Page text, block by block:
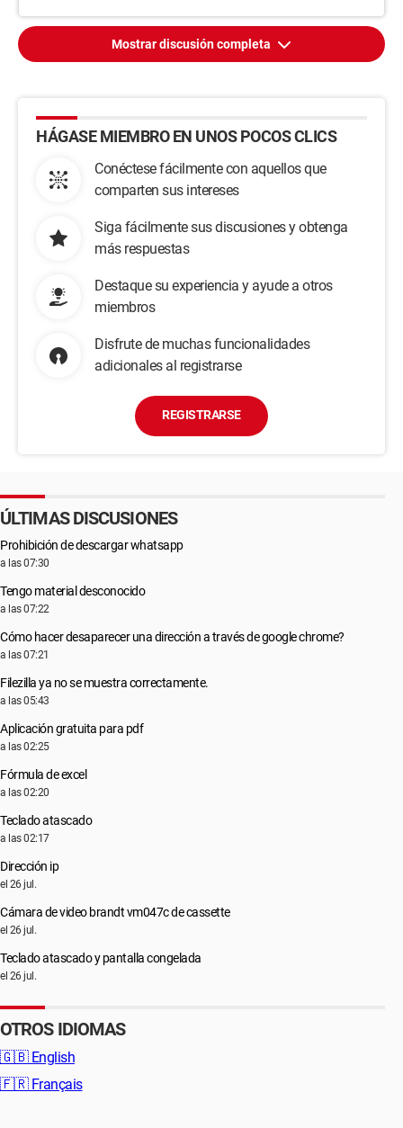
Mostrar discusión completa
HÁGASE MIEMBRO EN UNOS POCOS CLICS
Conéctese fácilmente con aquellos que
comparten sus intereses
Siga fácilmente sus discusiones y obtenga
más respuestas
Destaque su experiencia y ayude a otros
miembros
Disfrute de muchas funcionalidades
adicionales al registrarse
REGISTRARSE
ÚLTIMAS DISCUSIONES
Prohibición de descargar whatsapp
a las 07:30
Tengo material desconocido
a las 07:22
Cómo hacer desaparecer una dirección a través de google chrome?
a las 07:21
Filezilla ya no se muestra correctamente.
a las 05:43
Aplicación gratuita para pdf
a las 02:25
Fórmula de excel
a las 02:20
Teclado atascado
a las 02:17
Dirección ip
el 26 jul.
Cámara de video brandt vm047c de cassette
el 26 jul.
Teclado atascado y pantalla congelada
el 26 jul.
OTROS IDIOMAS
🇬🇧 English
🇫🇷 Français